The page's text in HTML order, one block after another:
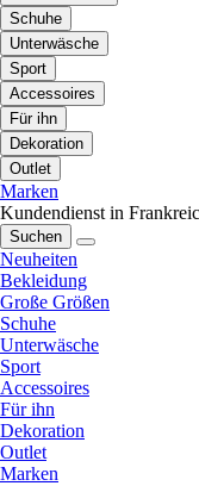
Schuhe
Unterwäsche
Sport
Accessoires
Für ihn
Dekoration
Outlet
Marken
Kundendienst in
Suchen
Neuheiten
Bekleidung
Große Größen
Schuhe
Unterwäsche
Sport
Accessoires
Für ihn
Dekoration
Outlet
Marken